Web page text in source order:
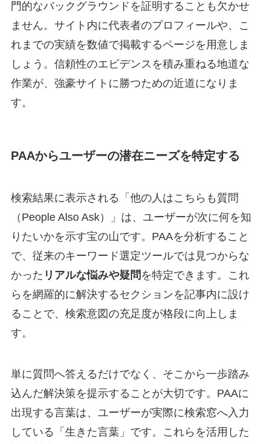
門的なバックグラウンドを証明することも欠かせ
ません。サイト内に代表者のプロフィールや、こ
れまでの実績を数値で掲載するページを用意しま
しょう。信頼性のエビデンスを積み重ねる地道な
作業が、強豪サイトに勝つための近道になりま
す。
PAAからユーザーの潜在ニーズを特定する
検索結果に表示される「他の人はこちらも質問
（People Also Ask）」は、ユーザーが次に何を知
りたいかを示す宝の山です。PAAを分析すること
で、従来のキーワード選定ツールでは見つからな
かった リアルな悩みや疑問 を特定できます。これ
らを網羅的に解決するセクションを記事内に設け
ることで、検索意図の充足度が格段に向上しま
す。
単に質問へ答えるだけでなく、そこから一歩踏み
込んだ解決策を提示することが大切です。PAAに
出現する言葉は、ユーザーが実際に検索窓へ入力
している「生きた言葉」です。これらを活用した